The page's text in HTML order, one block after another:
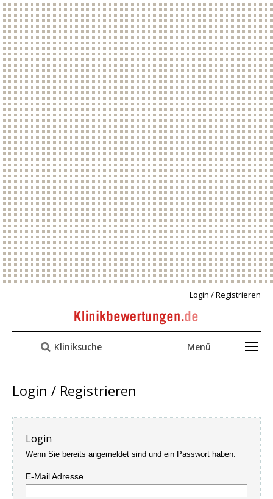
Login / Registrieren
Kliniksuche Menü
Login / Registrieren
Login
Wenn Sie bereits angemeldet sind und ein Passwort haben.
E-Mail Adresse